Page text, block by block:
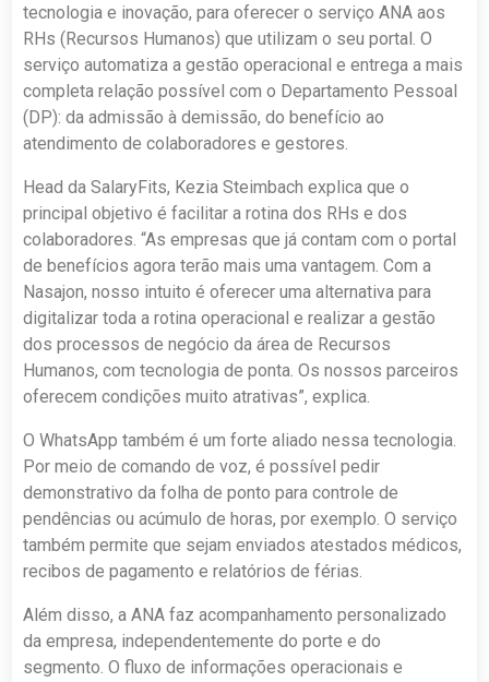
tecnologia e inovação, para oferecer o serviço ANA aos
RHs (Recursos Humanos) que utilizam o seu portal. O
serviço automatiza a gestão operacional e entrega a mais
completa relação possível com o Departamento Pessoal
(DP): da admissão à demissão, do benefício ao
atendimento de colaboradores e gestores.
Head da SalaryFits, Kezia Steimbach explica que o
principal objetivo é facilitar a rotina dos RHs e dos
colaboradores. “As empresas que já contam com o portal
de benefícios agora terão mais uma vantagem. Com a
Nasajon, nosso intuito é oferecer uma alternativa para
digitalizar toda a rotina operacional e realizar a gestão
dos processos de negócio da área de Recursos
Humanos, com tecnologia de ponta. Os nossos parceiros
oferecem condições muito atrativas”, explica.
O WhatsApp também é um forte aliado nessa tecnologia.
Por meio de comando de voz, é possível pedir
demonstrativo da folha de ponto para controle de
pendências ou acúmulo de horas, por exemplo. O serviço
também permite que sejam enviados atestados médicos,
recibos de pagamento e relatórios de férias.
Além disso, a ANA faz acompanhamento personalizado
da empresa, independentemente do porte e do
segmento. O fluxo de informações operacionais e